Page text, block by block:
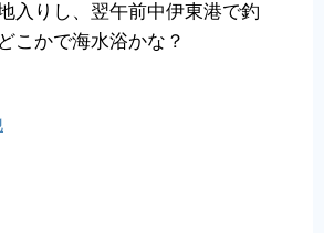
入りし、翌午前中伊東港で釣
こかで海水浴かな？